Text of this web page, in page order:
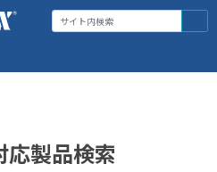
応製品検索